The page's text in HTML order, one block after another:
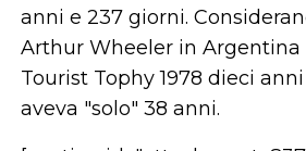
anni e 237 giorni.
Arthur Wheeler in Argentina
Tourist Tophy 1978 dieci
aveva "solo" 38 anni.